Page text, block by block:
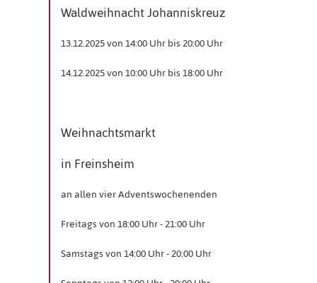
Waldweihnacht Johanniskreuz
13.12.2025 von 14:00 Uhr bis 20:00 Uhr
14.12.2025 von 10:00 Uhr bis 18:00 Uhr
Weihnachtsmarkt
in Freinsheim
an allen vier Adventswochenenden
Freitags von 18:00 Uhr - 21:00 Uhr
Samstags von 14:00 Uhr - 20:00 Uhr